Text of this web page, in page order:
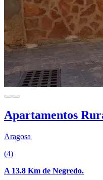
Apartamentos
Aragosa
(4)
A 13.8 Km de Negredo.